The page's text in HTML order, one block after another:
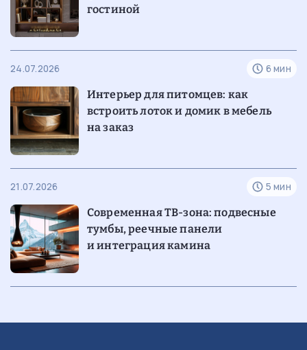
гостиной
24.07.2026 6 мин
Интерьер для питомцев: как
встроить лоток и домик в мебель
на заказ
21.07.2026 5 мин
СовременнаяТВ-зона: подвесные
тумбы, реечные панели
и интеграция камина